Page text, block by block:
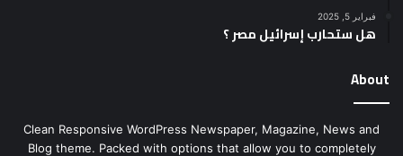
فبراير 5, 2025
هل ستحارب إسرائيل مصر ؟
About
Clean Responsive WordPress Newspaper, Magazine, News and
Blog theme. Packed with options that allow you to completely